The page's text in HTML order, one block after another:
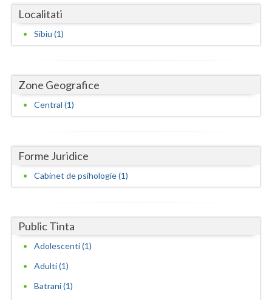
Dolj
Galati
Gorj
Hunedoara
Ialomita
Ilfov
Maramures
Mehedinti
Mures
Localitati
Sibiu (1)
Zone Geografice
Central (1)
Forme Juridice
Cabinet de psihologie (1)
Public Tinta
Adolescenti (1)
Adulti (1)
Batrani (1)